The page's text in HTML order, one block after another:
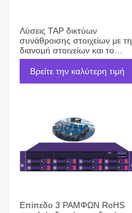
Λύσεις TAP δικτύων
συνάθροισης στοιχείων με τη
διανομή στοιχείων και το
φιλτράρισμα στοιχείων
Βρείτε την καλύτερη τιμή
Επίπεδο 3 ΡΑΜΦΩΝ RoHS